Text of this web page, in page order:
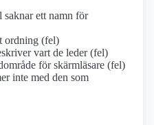
ett namn för
ordning (fel)
vart de leder (fel)
för skärmläsare (fel)
inte med den som